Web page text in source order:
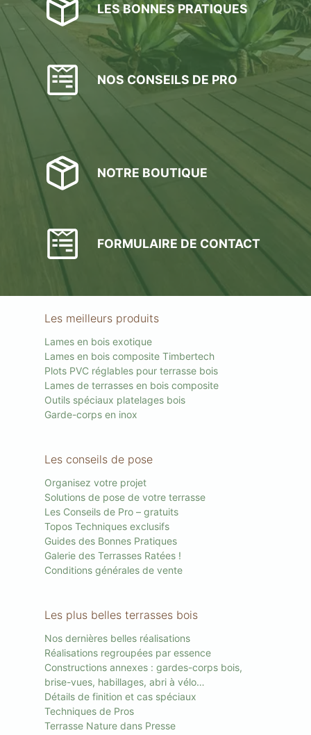
LES BONNES PRATIQUES
NOS CONSEILS DE PRO
NOTRE BOUTIQUE
FORMULAIRE DE CONTACT
Les meilleurs produits
Lames en bois exotique
Lames en bois composite Timbertech
Plots PVC réglables pour terrasse bois
Lames de terrasses en bois composite
Outils spéciaux platelages bois
Garde-corps en inox
Les conseils de pose
Organisez votre projet
Solutions de pose de votre terrasse
Les Conseils de Pro – gratuits
Topos Techniques exclusifs
Guides des Bonnes Pratiques
Galerie des Terrasses Ratées !
Conditions générales de vente
Les plus belles terrasses bois
Nos dernières belles réalisations
Réalisations regroupées par essence
Constructions annexes : gardes-corps bois,
brise-vues, habillages, abri à vélo…
Détails de finition et cas spéciaux
Techniques de Pros
Terrasse Nature dans Presse